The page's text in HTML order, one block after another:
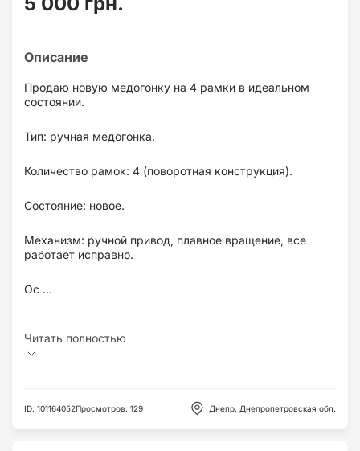
Продаю новую медогонку на 4 рамки в идеальном
состоянии.
Тип: ручная медогонка.
Количество рамок: 4 (поворотная конструкция).
Состояние: новое.
Механизм: ручной привод, плавное вращение, все
работает исправно.
Ос ...
ID: 101164052Просмотров: 129 Днепр, Днепропетровская обл.